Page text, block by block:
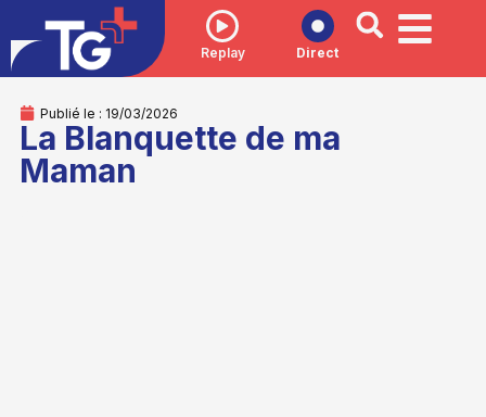
Replay Direct
Publié le : 19/03/2026
La Blanquette de ma
Maman